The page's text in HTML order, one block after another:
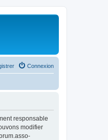
Connexion
responsable
modifier